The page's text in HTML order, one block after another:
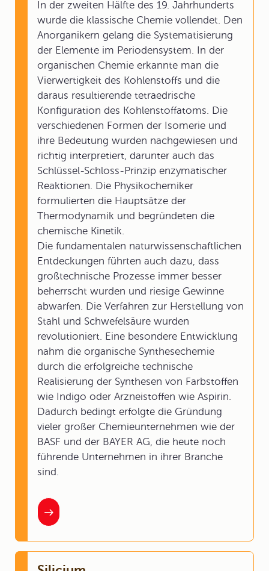
In der zweiten Hälfte des 19. Jahrhunderts
wurde die klassische Chemie vollendet. Den
Anorganikern gelang die Systematisierung
der Elemente im Periodensystem. In der
organischen Chemie erkannte man die
Vierwertigkeit des Kohlenstoffs und die
daraus resultierende tetraedrische
Konfiguration des Kohlenstoffatoms. Die
verschiedenen Formen der Isomerie und
ihre Bedeutung wurden nachgewiesen und
richtig interpretiert, darunter auch das
Schlüssel-Schloss-Prinzip enzymatischer
Reaktionen. Die Physikochemiker
formulierten die Hauptsätze der
Thermodynamik und begründeten die
chemische Kinetik.
Die fundamentalen naturwissenschaftlichen
Entdeckungen führten auch dazu, dass
großtechnische Prozesse immer besser
beherrscht wurden und riesige Gewinne
abwarfen. Die Verfahren zur Herstellung von
Stahl und Schwefelsäure wurden
revolutioniert. Eine besondere Entwicklung
nahm die organische Synthesechemie
durch die erfolgreiche technische
Realisierung der Synthesen von Farbstoffen
wie Indigo oder Arzneistoffen wie Aspirin.
Dadurch bedingt erfolgte die Gründung
vieler großer Chemieunternehmen wie der
BASF und der BAYER AG, die heute noch
führende Unternehmen in ihrer Branche
sind.